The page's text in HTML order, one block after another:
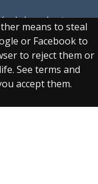
means to steal
or Facebook to
to reject them or
See terms and
accept them.
de las colecciones